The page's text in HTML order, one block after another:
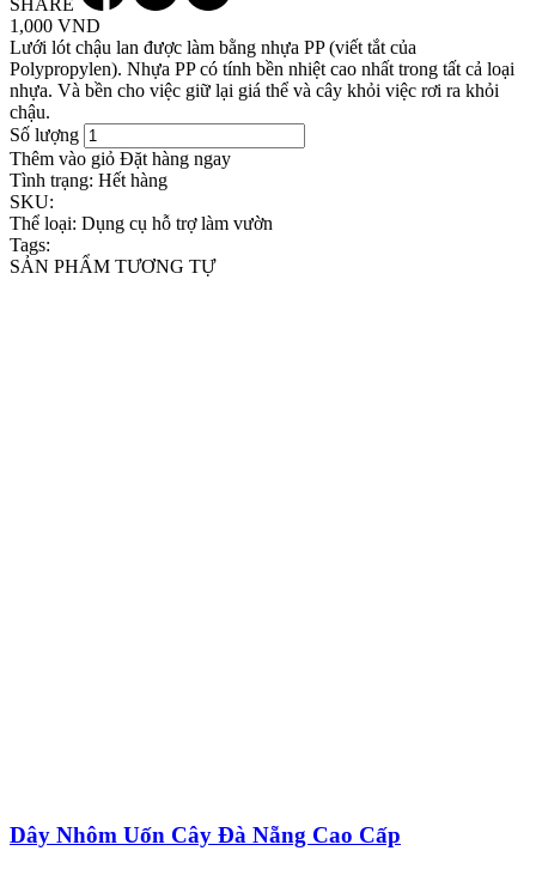
1,000 VND
Lưới lót chậu lan được làm bằng nhựa PP (viết tắt của
Polypropylen). Nhựa PP có tính bền nhiệt cao nhất trong tất cả loại
nhựa. Và bền cho việc giữ lại giá thể và cây khỏi việc rơi ra khỏi
chậu.
Số lượng
Thêm vào giỏ Đặt hàng ngay
Tình trạng: Hết hàng
SKU:
Thể loại: Dụng cụ hỗ trợ làm vườn
Tags:
SẢN PHẨM TƯƠNG TỰ
Dây Nhôm Uốn Cây Đà Nẵng Cao Cấp